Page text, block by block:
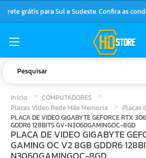
Frete grátis para Sul e Sudeste. Confira as
Início
COMPUTADORES
Placas Video Rede Mãe Memoria
Placas
PLACA DE VIDEO GIGABYTE GEFORCE RTX
GDDR6 128BITS GV-N3060GAMINGOC-8GD
PLACA DE VIDEO GIGABYTE
GAMING OC V2 8GB GDDR6